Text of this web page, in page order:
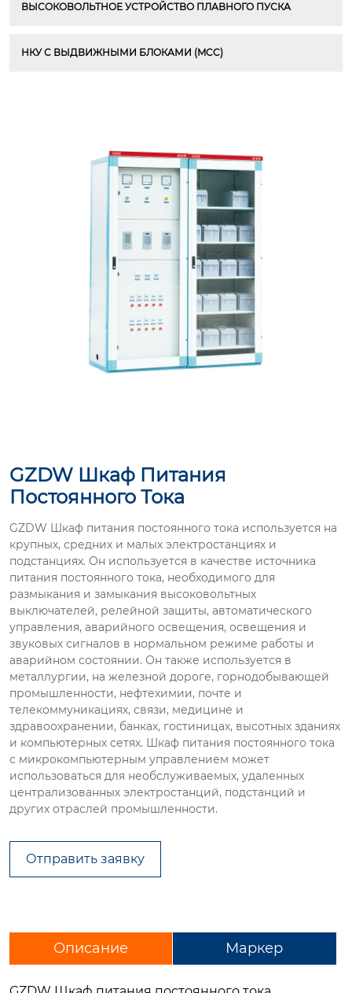
ВЫСОКОВОЛЬТНОЕ УСТРОЙСТВО ПЛАВНОГО ПУСКА
НКУ С ВЫДВИЖНЫМИ БЛОКАМИ (MCC)
GZDW Шкаф Питания
Постоянного Тока
GZDW Шкаф питания постоянного тока используется на
крупных, средних и малых электростанциях и
подстанциях. Он используется в качестве источника
питания постоянного тока, необходимого для
размыкания и замыкания высоковольтных
выключателей, релейной защиты, автоматического
управления, аварийного освещения, освещения и
звуковых сигналов в нормальном режиме работы и
аварийном состоянии. Он также используется в
металлургии, на железной дороге, горнодобывающей
промышленности, нефтехимии, почте и
телекоммуникациях, связи, медицине и
здравоохранении, банках, гостиницах, высотных зданиях
и компьютерных сетях. Шкаф питания постоянного тока
с микрокомпьютерным управлением может
использоваться для необслуживаемых, удаленных
централизованных электростанций, подстанций и
других отраслей промышленности.
Отправить заявку
Описание Маркер